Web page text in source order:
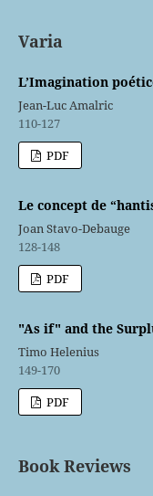
Varia
L’Imagination
Jean-Luc Amalric
110-127
PDF
Le concept de
Joan Stavo-Debauge
128-148
PDF
"As if" and the
Timo Helenius
149-170
PDF
Book Reviews